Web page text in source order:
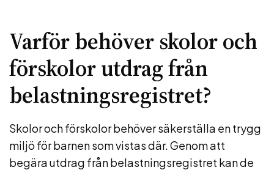
Varför behöver skolor och
förskolor utdrag från
belastningsregistret?
Skolor och förskolor behöver säkerställa en trygg
miljö för barnen som vistas där. Genom att
begära utdrag från belastningsregistret kan de